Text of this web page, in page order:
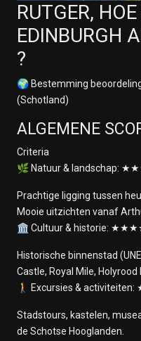
RUTGER,
EDINBURGH
?
🌍 Bestemming
(Schotland)
ALGEMENE
Criteria
🌿 Natuur & landschap:
Prachtige ligging tussen
Mooie uitzichten vanaf
🏛️ Cultuur & historie:
Historische binnenstad
Castle, Royal Mile,
🚶 Excursies &
Stadstours, kastelen,
de Schotse Hooglanden.